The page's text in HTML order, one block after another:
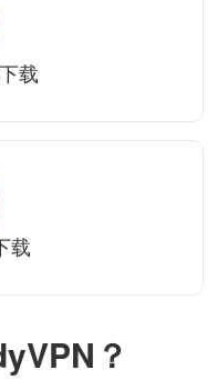
？
载
载